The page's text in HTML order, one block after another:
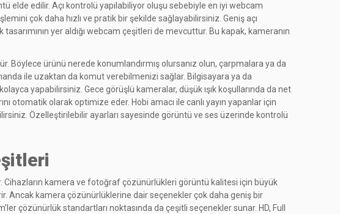
elde edilir. Açı kontrolü yapılabiliyor oluşu sebebiyle en iyi webcam
çok daha hızlı ve pratik bir şekilde sağlayabilirsiniz. Geniş açı
yer aldığı webcam çeşitleri de mevcuttur. Bu kapak, kameranın
Böylece ürünü nerede konumlandırmış olursanız olun, çarpmalara ya da
ile uzaktan da komut verebilmenizi sağlar. Bilgisayara ya da
yapabilirsiniz. Gece görüşlü kameralar, düşük ışık koşullarında da net
otomatik olarak optimize eder. Hobi amacı ile canlı yayın yapanlar için
Özelleştirilebilir ayarları sayesinde görüntü ve ses üzerinde kontrolü
Cihazların kamera ve fotoğraf çözünürlükleri görüntü kalitesi için büyük
Ancak kamera çözünürlüklerine dair seçenekler çok daha geniş bir
çözünürlük standartları noktasında da çeşitli seçenekler sunar. HD, Full